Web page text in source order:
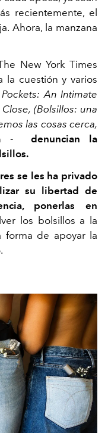
recientemente, el
Ahora, la manzana
New York Times
la cuestión y varios
Pockets: An Intimate
(Bolsillos: una
las cosas cerca,
- denuncian la
se les ha privado
su libertad de
ponerlas en
los bolsillos a la
forma de apoyar la